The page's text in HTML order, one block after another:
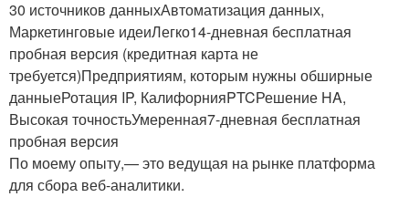
30 источников данныхАвтоматизация данных,
Маркетинговые идеиЛегко14-дневная бесплатная
пробная версия (кредитная карта не
требуется)Предприятиям, которым нужны обширные
данныеРотация IP, КалифорнияPTCРешение HA,
Высокая точностьУмеренная7-дневная бесплатная
пробная версия
По моему опыту,— это ведущая на рынке платформа
для сбора веб-аналитики.